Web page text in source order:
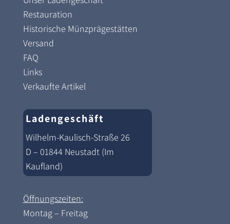
Restauration
Historische Münzprägestätten
Versand
FAQ
Links
Verkaufte Artikel
Ladengeschäft
Wilhelm-Kaulisch-Straße 26
D – 01844 Neustadt (Im
Kaufland)
Öffnungszeiten:
Montag – Freitag